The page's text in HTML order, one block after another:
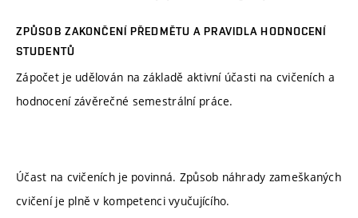
ZPŮSOB ZAKONČENÍ PŘEDMĚTU A PRAVIDLA HODNOCENÍ
STUDENTŮ
Zápočet je udělován na základě aktivní účasti na cvičeních a
hodnocení závěrečné semestrální práce.
Účast na cvičeních je povinná. Způsob náhrady zameškaných
cvičení je plně v kompetenci vyučujícího.